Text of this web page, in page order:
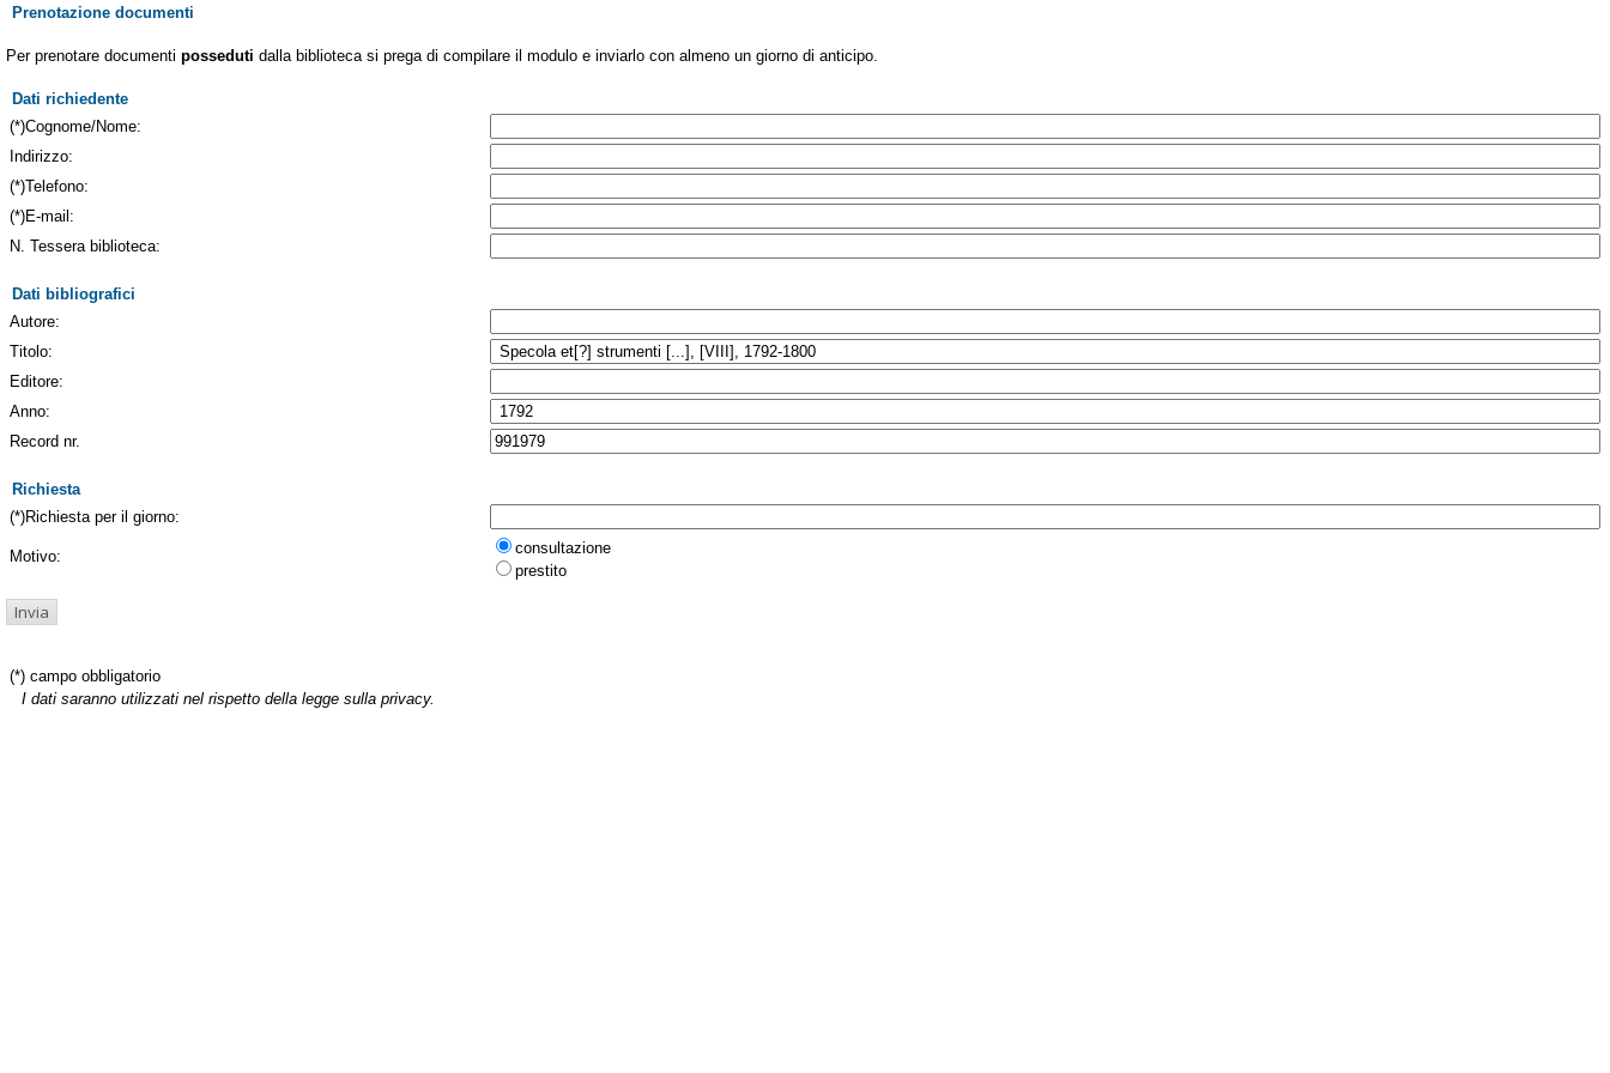
Prenotazione documenti
Per prenotare documenti posseduti dalla biblioteca si prega di compilare il modulo e inviarlo con almeno un giorno di anticipo.
Dati richiedente
(*)Cognome/Nome:
Indirizzo:
(*)Telefono:
(*)E-mail:
N. Tessera biblioteca:
Dati bibliografici
Autore:
Titolo:
Editore:
Anno:
Record nr.
Richiesta
(*)Richiesta per il giorno:
Motivo:
consultazione
prestito
(*) campo obbligatorio
I dati saranno utilizzati nel rispetto della legge sulla privacy.